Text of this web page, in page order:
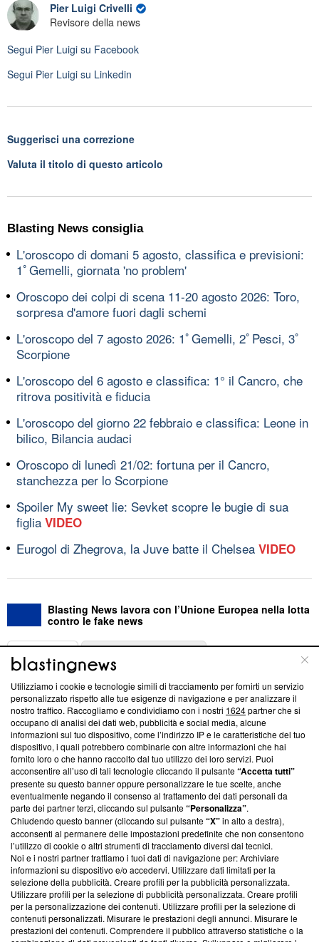
Pier Luigi Crivelli
Revisore della news
Segui Pier Luigi su Facebook
Segui Pier Luigi su Linkedin
Suggerisci una correzione
Valuta il titolo di questo articolo
Blasting News consiglia
L'oroscopo di domani 5 agosto, classifica e previsioni:
1ﾟGemelli, giornata 'no problem'
Oroscopo dei colpi di scena 11-20 agosto 2026: Toro,
sorpresa d'amore fuori dagli schemi
L'oroscopo del 7 agosto 2026: 1ﾟGemelli, 2ﾟPesci, 3ﾟ
Scorpione
L'oroscopo del 6 agosto e classifica: 1° il Cancro, che
ritrova positività e fiducia
L'oroscopo del giorno 22 febbraio e classifica: Leone in
bilico, Bilancia audaci
Oroscopo di lunedì 21/02: fortuna per il Cancro,
stanchezza per lo Scorpione
Spoiler My sweet lie: Sevket scopre le bugie di sua
figlia VIDEO
Eurogol di Zhegrova, la Juve batte il Chelsea VIDEO
Blasting News lavora con l’Unione Europea nella lotta
contro le fake news
ABOUT
Questa sezione offre informazioni trasparenti su Blasting
News, sui nostri processi editoriali e su come ci impegniamo a
creare news di qualità. Inoltre, afferma la nostra aderenza a
‘Trust Project - News with Integrity’Blasting News non è
ancora membro del programma, ma ha richiesto di farne
parte; Trust Project non ha ancora effettuato una verifica di
conformità agli standard.
Su di noi
Team editoriale
Corporate
Redazione
Informativa Privacy
Cookie Policy
Utilizziamo i cookie e tecnologie simili di tracciamento per fornirti un servizio
personalizzato rispetto alle tue esigenze di navigazione e per analizzare il
nostro traffico. Raccogliamo e condividiamo con i nostri 1624partner che si
occupano di analisi dei dati web, pubblicità e social media, alcune
informazioni sul tuo dispositivo, come l’indirizzo IP e le caratteristiche del tuo
dispositivo, i quali potrebbero combinarle con altre informazioni che hai
fornito loro o che hanno raccolto dal tuo utilizzo dei loro servizi. Puoi
acconsentire all’uso di tali tecnologie cliccando il pulsante“Accetta tutti”
presente su questo banner oppure personalizzare le tue scelte, anche
eventualmente negando il consenso al trattamento dei dati personali da
parte dei partner terzi, cliccando sul pulsante“Personalizza”.
Chiudendo questo banner (cliccando sul pulsante“X”in alto a destra),
acconsenti al permanere delle impostazioni predefinite che non consentono
l’utilizzo di cookie o altri strumenti di tracciamento diversi dai tecnici.
Noi e i nostri partner trattiamo i tuoi dati di navigazione per: Archiviare
informazioni su dispositivo e/o accedervi. Utilizzare dati limitati per la
selezione della pubblicità. Creare profili per la pubblicità personalizzata.
Utilizzare profili per la selezione di pubblicità personalizzata. Creare profili
per la personalizzazione dei contenuti. Utilizzare profili per la selezione di
contenuti personalizzati. Misurare le prestazioni degli annunci. Misurare le
prestazioni dei contenuti. Comprendere il pubblico attraverso statistiche o la